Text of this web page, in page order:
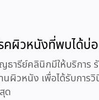
คผิวหนังที่พบได้บ่
ธารีย์คลินิกมีให้บริการ
นผิวหนัง เพื่อได้รับการ
ด